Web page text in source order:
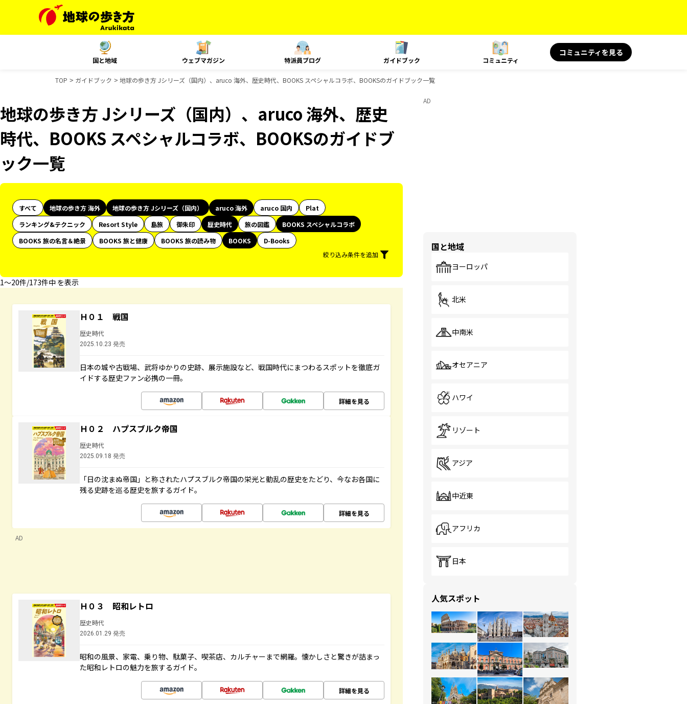
国と地域 ウェブマガジン 特派員ブログ ガイドブック コミュニティ
コミュニティを見る
TOP ガイドブック 地球の歩き方 Jシリーズ（国内）、aruco 海外、歴史時代、BOOKS スペシャルコラボ、BOOKSのガイドブック一覧
地球の歩き方 Jシリーズ（国内）、aruco 海外、歴史
時代、BOOKS スペシャルコラボ、BOOKSのガイドブ
ック一覧
すべて 地球の歩き方 海外 地球の歩き方 Jシリーズ（国内） aruco 海外 aruco 国内
Plat
ランキング&テクニック
Resort Style 島旅 御朱印 歴史時代 旅の図鑑
BOOKS スペシャルコラボ
BOOKS 旅の名言＆絶景
BOOKS 旅と健康 BOOKS 旅の読み物 BOOKS
D-Books
絞り込み条件を追加
1〜20件/173件中 を表示
Ｈ０１ 戦国
歴史時代
2025.10.23 発売
日本の城や古戦場、武将ゆかりの史跡、展示施設など、戦国時代にまつわるスポットを徹底ガ
イドする歴史ファン必携の一冊。
詳細を見る
Ｈ０２ ハプスブルク帝国
歴史時代
2025.09.18 発売
「日の沈まぬ帝国」と称されたハプスブルク帝国の栄光と動乱の歴史をたどり、今なお各国に
残る史跡を巡る歴史を旅するガイド。
詳細を見る
AD
Ｈ０３ 昭和レトロ
歴史時代
2026.01.29 発売
昭和の風景、家電、乗り物、駄菓子、喫茶店、カルチャーまで網羅。懐かしさと驚きが詰まっ
た昭和レトロの魅力を旅するガイド。
詳細を見る
AD
国と地域
ヨーロッパ
北米
中南米
オセアニア
ハワイ
リゾート
アジア
中近東
アフリカ
日本
人気スポット